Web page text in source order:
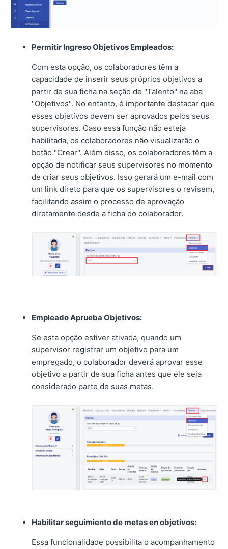
Permitir Ingreso Objetivos Empleados:
Com esta opção, os colaboradores têm a
capacidade de inserir seus próprios objetivos a
partir de sua ficha na seção de "Talento" na aba
"Objetivos". No entanto, é importante destacar que
esses objetivos devem ser aprovados pelos seus
supervisores. Caso essa função não esteja
habilitada, os colaboradores não visualizarão o
botão "Crear". Além disso, os colaboradores têm a
opção de notificar seus supervisores no momento
de criar seus objetivos. Isso gerará um e-mail com
um link direto para que os supervisores o revisem,
facilitando assim o processo de aprovação
diretamente desde a ficha do colaborador.
Empleado Aprueba Objetivos:
Se esta opção estiver ativada, quando um
supervisor registrar um objetivo para um
empregado, o colaborador deverá aprovar esse
objetivo a partir de sua ficha antes que ele seja
considerado parte de suas metas.
Habilitar seguimiento de metas en objetivos:
Essa funcionalidade possibilita o acompanhamento